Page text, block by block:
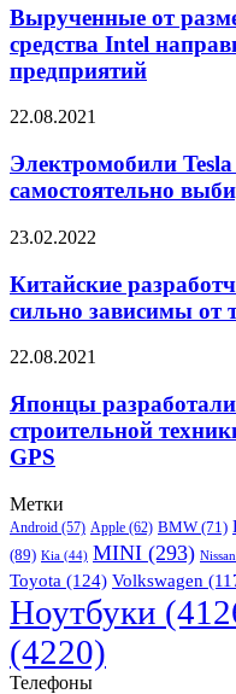
детях
размещения
акций
Mobileye
средства
направит
расширение
своих
Вырученные от
средства Intel
предприятий
Электромобили
Model
3
и
Y
самостоятельно
выбирать
движения
22.08.2021
Электромобили
самостоятельно
Китайские
автопилотов
оказались
сильно
от
США
23.02.2022
Китайские
сильно зависимы
Японцы
систему
автопилота
для
строительной
которая
обходится
без
GPS
22.08.2021
Японцы
строительной
GPS
Метки
Android (57) Apple (62) BMW (71)
(89) Kia (44) MINI (293) Nissan
Toyota (124) Volkswagen
Ноутбуки
(4220)
Телефоны